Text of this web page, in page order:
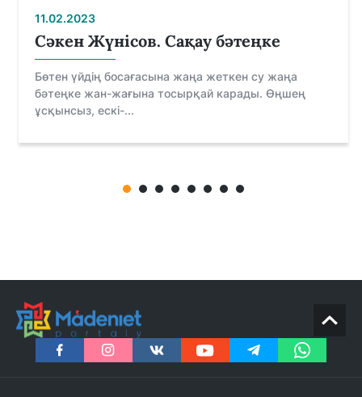
11.02.2023
Сәкен Жүнісов. Сақау бәтеңке
Бөтен үйдiң босағасына жаңа жеткен су жаңа
бәтеңке жан-жағына тосырқай карады. Өңшең
ұсқынсыз, ескi-...